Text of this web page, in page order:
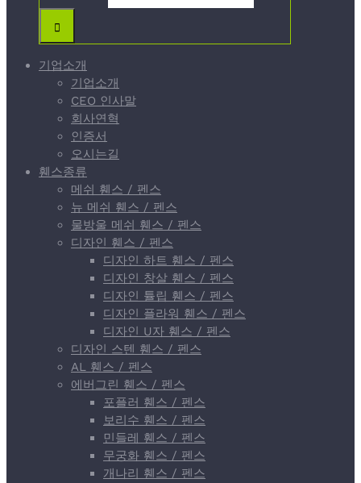
기업소개
기업소개
CEO 인사말
회사연혁
인증서
오시는길
휀스종류
메쉬 휀스 / 펜스
뉴 메쉬 휀스 / 펜스
물방울 메쉬 휀스 / 펜스
디자인 휀스 / 펜스
디자인 하트 휀스 / 펜스
디자인 창살 휀스 / 펜스
디자인 튤립 휀스 / 펜스
디자인 플라워 휀스 / 펜스
디자인 U자 휀스 / 펜스
디자인 스텐 휀스 / 펜스
AL 휀스 / 펜스
에버그린 휀스 / 펜스
포플러 휀스 / 펜스
보리수 휀스 / 펜스
민들레 휀스 / 펜스
무궁화 휀스 / 펜스
개나리 휀스 / 펜스